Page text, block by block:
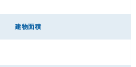
建物面積